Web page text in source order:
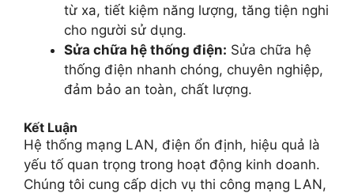
từ xa, tiết kiệm năng lượng, tăng tiện nghi
cho người sử dụng.
Sửa chữa hệ thống điện: Sửa chữa hệ
thống điện nhanh chóng, chuyên nghiệp,
đảm bảo an toàn, chất lượng.
Kết Luận
Hệ thống mạng LAN, điện ổn định, hiệu quả là
yếu tố quan trọng trong hoạt động kinh doanh.
Chúng tôi cung cấp dịch vụ thi công mạng LAN,